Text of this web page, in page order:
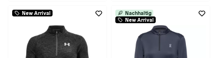
New Arrival
Nachhaltig
New Arrival